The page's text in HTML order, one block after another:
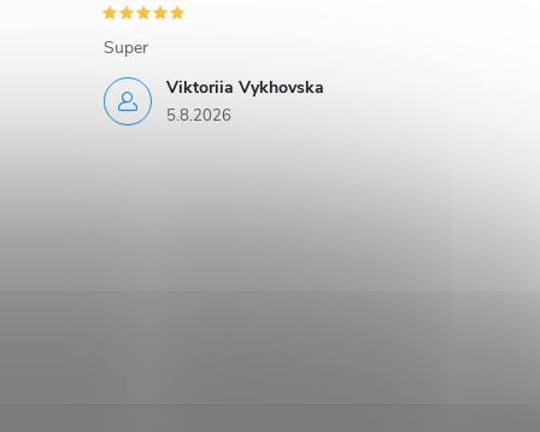
Viktoriia Vykhovska
5.8.2026
Super